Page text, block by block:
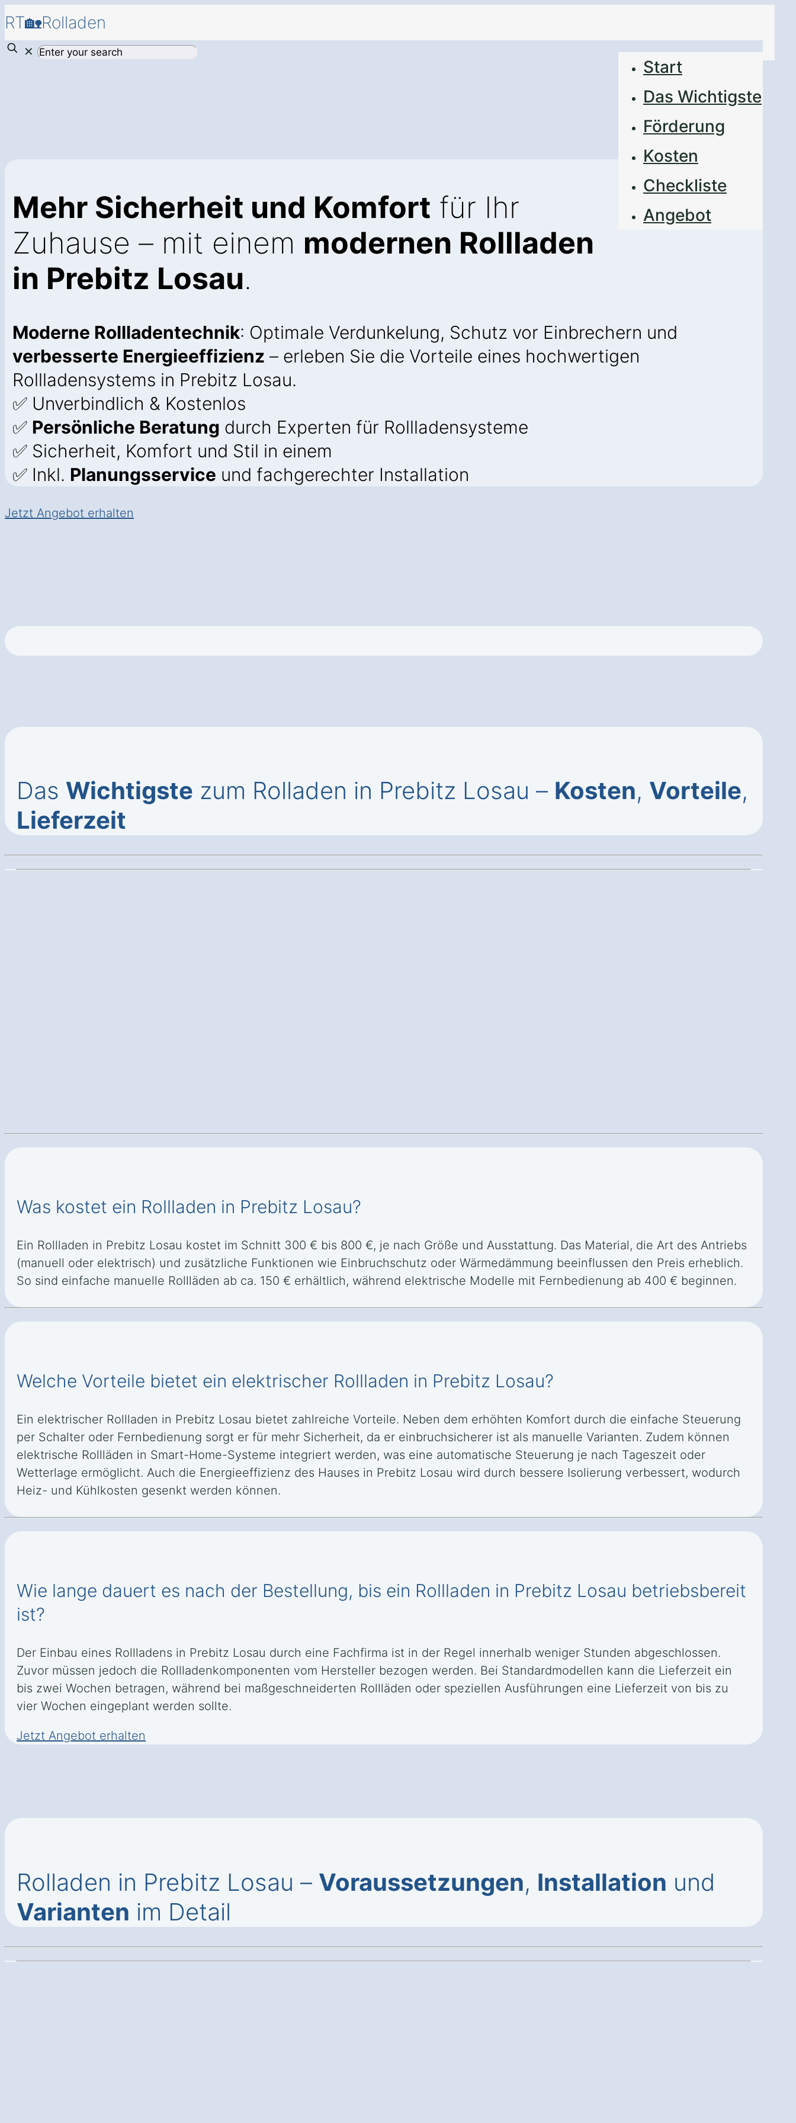
RT🏡Rolladen
Start
Das Wichtigste
Förderung
Kosten
Checkliste
Angebot
✕
Mehr Sicherheit und Komfort für Ihr
Zuhause – mit einem modernen Rollladen
in Prebitz Losau.
Moderne Rollladentechnik: Optimale Verdunkelung, Schutz vor Einbrechern und
verbesserte Energieeffizienz – erleben Sie die Vorteile eines hochwertigen
Rollladensystems in Prebitz Losau.
✅ Unverbindlich & Kostenlos
✅ Persönliche Beratung durch Experten für Rollladensysteme
✅ Sicherheit, Komfort und Stil in einem
✅ Inkl. Planungsservice und fachgerechter Installation
Jetzt Angebot erhalten
Das Wichtigste zum Rolladen in Prebitz Losau – Kosten, Vorteile,
Lieferzeit
Was kostet ein Rollladen in Prebitz Losau?
Ein Rollladen in Prebitz Losau kostet im Schnitt 300 € bis 800 €, je nach Größe und Ausstattung. Das Material, die Art des Antriebs
(manuell oder elektrisch) und zusätzliche Funktionen wie Einbruchschutz oder Wärmedämmung beeinflussen den Preis erheblich.
So sind einfache manuelle Rollläden ab ca. 150 € erhältlich, während elektrische Modelle mit Fernbedienung ab 400 € beginnen.
Welche Vorteile bietet ein elektrischer Rollladen in Prebitz Losau?
Ein elektrischer Rollladen in Prebitz Losau bietet zahlreiche Vorteile. Neben dem erhöhten Komfort durch die einfache Steuerung
per Schalter oder Fernbedienung sorgt er für mehr Sicherheit, da er einbruchsicherer ist als manuelle Varianten. Zudem können
elektrische Rollläden in Smart-Home-Systeme integriert werden, was eine automatische Steuerung je nach Tageszeit oder
Wetterlage ermöglicht. Auch die Energieeffizienz des Hauses in Prebitz Losau wird durch bessere Isolierung verbessert, wodurch
Heiz- und Kühlkosten gesenkt werden können.
Wie lange dauert es nach der Bestellung, bis ein Rollladen in Prebitz Losau betriebsbereit
ist?
Der Einbau eines Rollladens in Prebitz Losau durch eine Fachfirma ist in der Regel innerhalb weniger Stunden abgeschlossen.
Zuvor müssen jedoch die Rollladenkomponenten vom Hersteller bezogen werden. Bei Standardmodellen kann die Lieferzeit ein
bis zwei Wochen betragen, während bei maßgeschneiderten Rollläden oder speziellen Ausführungen eine Lieferzeit von bis zu
vier Wochen eingeplant werden sollte.
Jetzt Angebot erhalten
Rolladen in Prebitz Losau – Voraussetzungen, Installation und
Varianten im Detail